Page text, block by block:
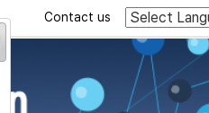
Contact us